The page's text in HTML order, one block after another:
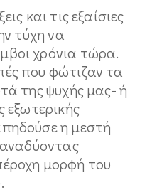
και τις εξαίσιες
τύχη να
χρόνια τώρα.
που φώτιζαν τα
της ψυχής μας- ή
εξωτερικής
η μεστή
μορφή του